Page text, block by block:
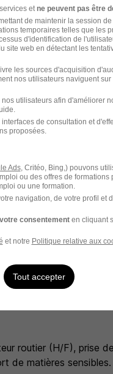
tous les jours
et la logistique de
:
d'un binôme
un conducteur ou
client, dans
routier (H/F), prise
de matières sensibles.
et ne peuvent pas être
de maintenir la session
temporaires telles que les
d'identification de
site web en détectant les
les sources d'acquisition
nos utilisateurs naviguent sur
utilisateurs afin d'améliorer
de consultation et
proposées.
Ads, Critéo, Bing,) pouvons
ou des offres de formations
ou une formation.
navigation, de votre profil et
consentementen cliquant
et notre Politique relative aux
Tout accepter